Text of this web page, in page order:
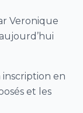
Covid
Veronique
en
et les